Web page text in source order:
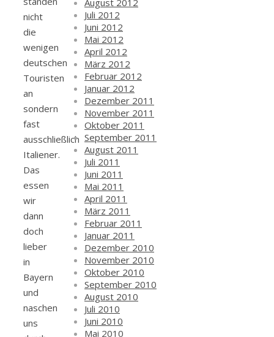
nicht
die
wenigen
deutschen
Touristen
an
sondern
fast
ausschließlich
Italiener.
Das
essen
wir
dann
doch
lieber
in
Bayern
und
naschen
uns
Juli 2012
Juni 2012
Mai 2012
April 2012
März 2012
Februar 2012
Januar 2012
Dezember 2011
November 2011
Oktober 2011
September 2011
August 2011
Juli 2011
Juni 2011
Mai 2011
April 2011
März 2011
Februar 2011
Januar 2011
Dezember 2010
November 2010
Oktober 2010
September 2010
August 2010
Juli 2010
Juni 2010
Mai 2010